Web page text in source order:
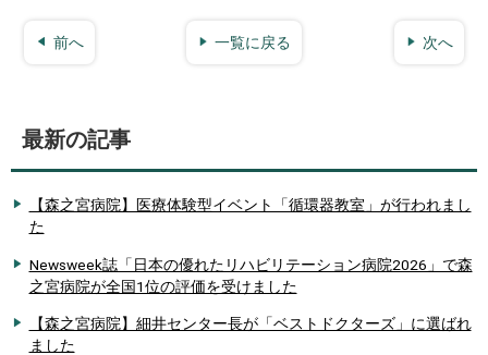
前へ 一覧に戻る 次へ
最新の記事
【森之宮病院】医療体験型イベント「循環器教室」が行われまし
た
Newsweek誌「日本の優れたリハビリテーション病院2026」で森
之宮病院が全国1位の評価を受けました
【森之宮病院】細井センター長が「ベストドクターズ」に選ばれ
ました